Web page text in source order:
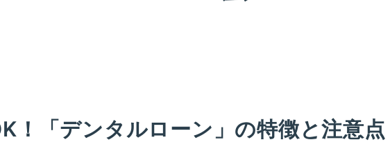
！「デンタルローン」の特徴と注意点